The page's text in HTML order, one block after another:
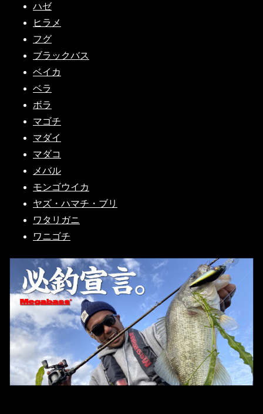
ハゼ
ヒラメ
フグ
ブラックバス
ベイカ
ベラ
ボラ
マゴチ
マダイ
マダコ
メバル
モンゴウイカ
ヤズ・ハマチ・ブリ
ワタリガニ
ワニゴチ